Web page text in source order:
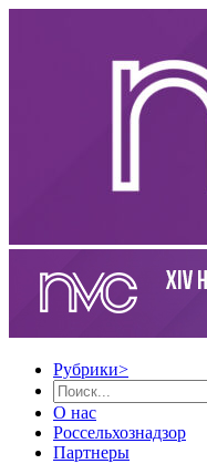
Рубрики>
О нас
Россельхознадзор
Партнеры